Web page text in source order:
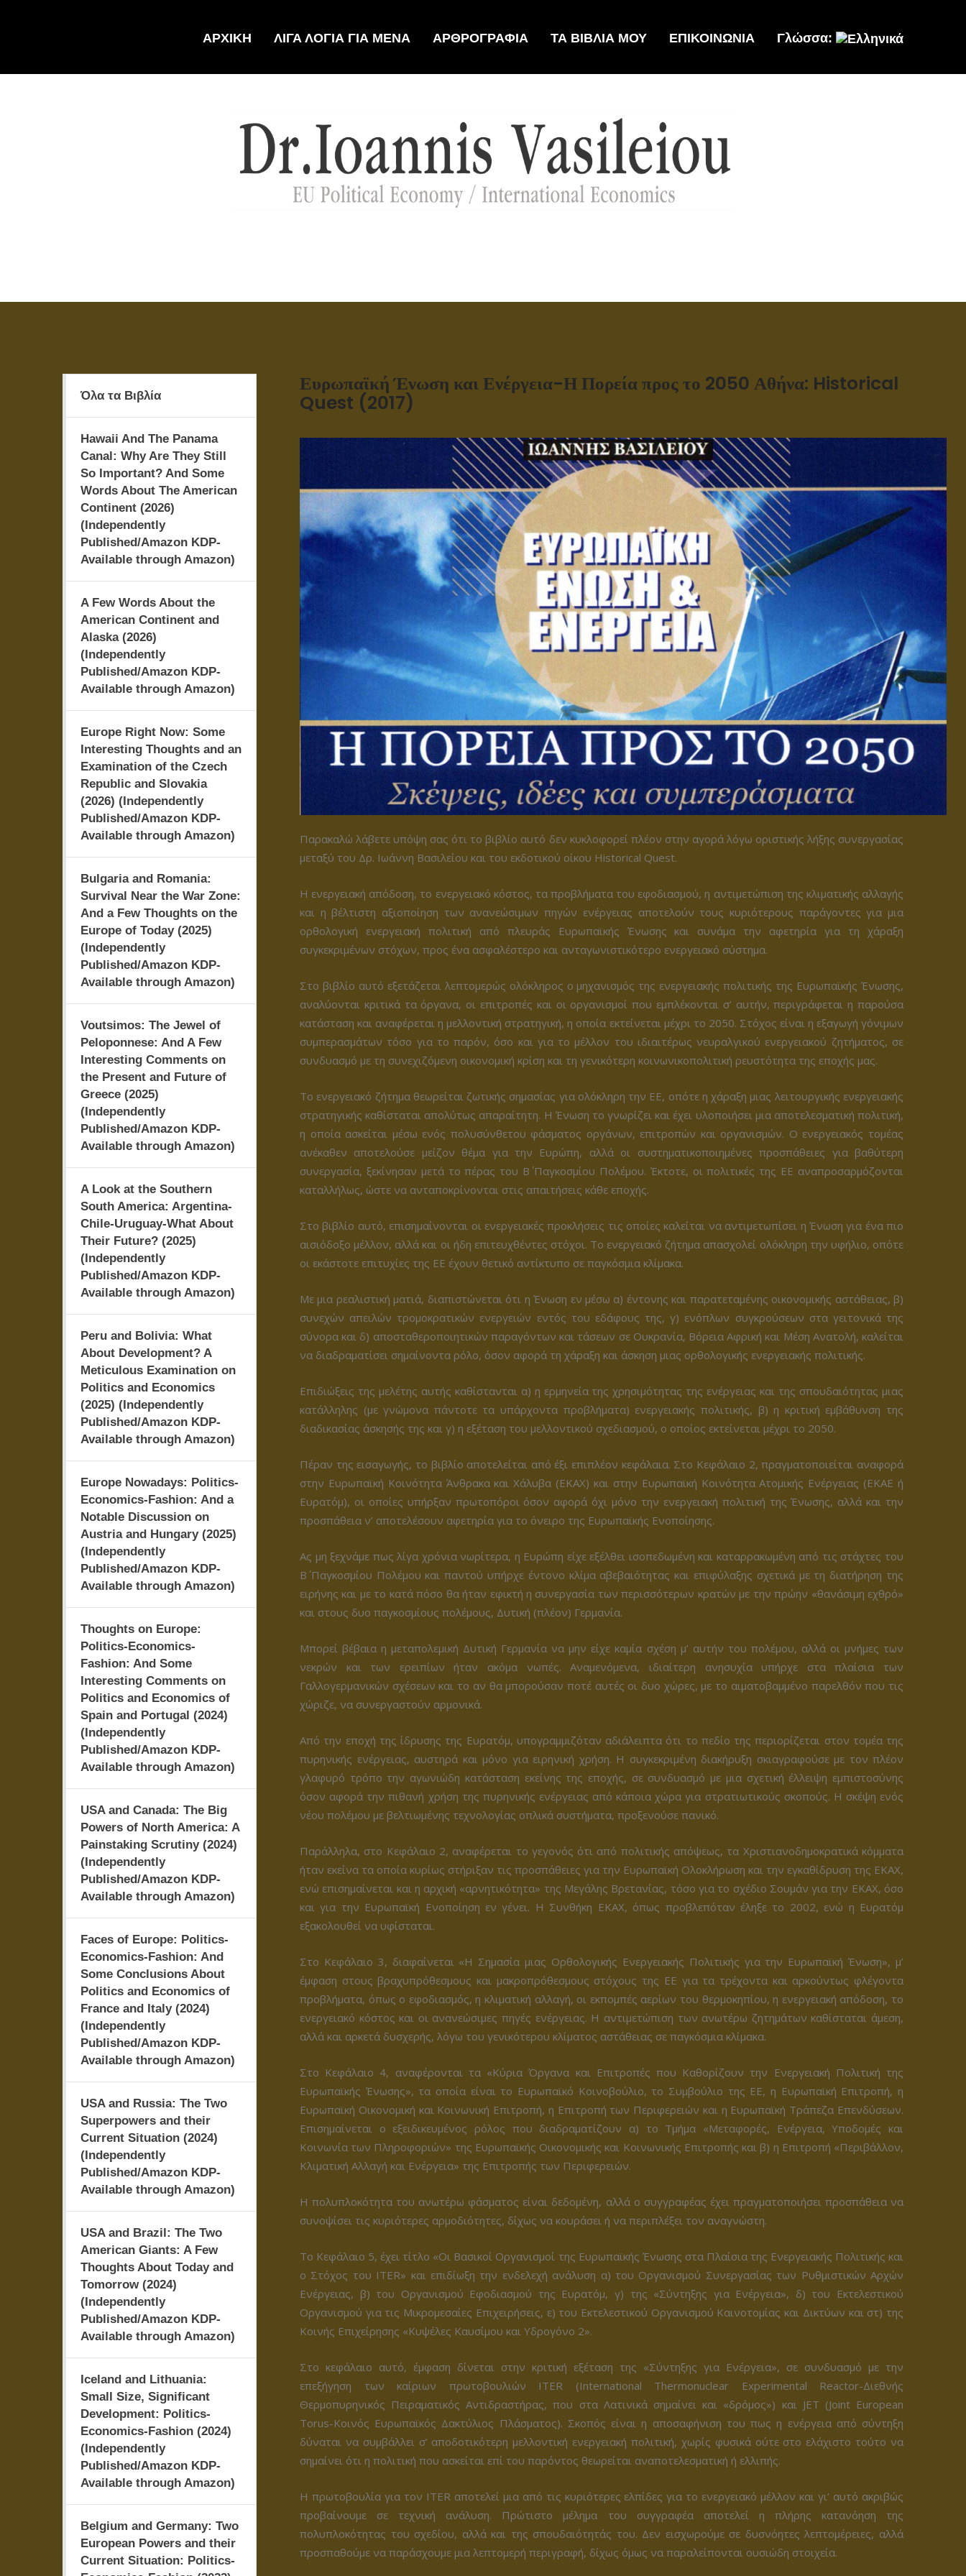
ΑΡΧΙΚΗ ΛΙΓΑ ΛΟΓΙΑ ΓΙΑ ΜΕΝΑ ΑΡΘΡΟΓΡΑΦΙΑ ΤΑ ΒΙΒΛΙΑ ΜΟΥ ΕΠΙΚΟΙΝΩΝΙΑ Γλώσσα:
Όλα τα Βιβλία
Hawaii And The Panama
Canal: Why Are They Still
So Important? And Some
Words About The American
Continent (2026)
(Independently
Published/Amazon KDP-
Available through Amazon)
A Few Words About the
American Continent and
Alaska (2026)
(Independently
Published/Amazon KDP-
Available through Amazon)
Europe Right Now: Some
Interesting Thoughts and an
Examination of the Czech
Republic and Slovakia
(2026) (Independently
Published/Amazon KDP-
Available through Amazon)
Bulgaria and Romania:
Survival Near the War Zone:
And a Few Thoughts on the
Europe of Today (2025)
(Independently
Published/Amazon KDP-
Available through Amazon)
Voutsimos: The Jewel of
Peloponnese: And A Few
Interesting Comments on
the Present and Future of
Greece (2025)
(Independently
Published/Amazon KDP-
Available through Amazon)
A Look at the Southern
South America: Argentina-
Chile-Uruguay-What About
Their Future? (2025)
(Independently
Published/Amazon KDP-
Available through Amazon)
Peru and Bolivia: What
About Development? A
Meticulous Examination on
Politics and Economics
(2025) (Independently
Published/Amazon KDP-
Available through Amazon)
Europe Nowadays: Politics-
Economics-Fashion: And a
Notable Discussion on
Austria and Hungary (2025)
(Independently
Published/Amazon KDP-
Available through Amazon)
Thoughts on Europe:
Politics-Economics-
Fashion: And Some
Interesting Comments on
Politics and Economics of
Spain and Portugal (2024)
(Independently
Published/Amazon KDP-
Available through Amazon)
USA and Canada: The Big
Powers of North America: A
Painstaking Scrutiny (2024)
(Independently
Published/Amazon KDP-
Available through Amazon)
Faces of Europe: Politics-
Economics-Fashion: And
Some Conclusions About
Politics and Economics of
France and Italy (2024)
(Independently
Published/Amazon KDP-
Available through Amazon)
USA and Russia: The Two
Superpowers and their
Current Situation (2024)
(Independently
Published/Amazon KDP-
Available through Amazon)
USA and Brazil: The Two
American Giants: A Few
Thoughts About Today and
Tomorrow (2024)
(Independently
Published/Amazon KDP-
Available through Amazon)
Iceland and Lithuania:
Small Size, Significant
Development: Politics-
Economics-Fashion (2024)
(Independently
Published/Amazon KDP-
Available through Amazon)
Belgium and Germany: Two
European Powers and their
Current Situation: Politics-
Ευρωπαϊκή Ένωση και Ενέργεια-Η Πορεία προς το 2050 Αθήνα: Historical
Quest (2017)
Παρακαλώ λάβετε υπόψη σας ότι το βιβλίο αυτό δεν κυκλοφορεί πλέον στην αγορά λόγω οριστικής λήξης συνεργασίας
μεταξύ του Δρ. Ιωάννη Βασιλείου και του εκδοτικού οίκου Historical Quest.
Η ενεργειακή απόδοση, το ενεργειακό κόστος, τα προβλήματα του εφοδιασμού, η αντιμετώπιση της κλιματικής αλλαγής
και η βέλτιστη αξιοποίηση των ανανεώσιμων πηγών ενέργειας αποτελούν τους κυριότερους παράγοντες για μια
ορθολογική ενεργειακή πολιτική από πλευράς Ευρωπαϊκής Ένωσης και συνάμα την αφετηρία για τη χάραξη
συγκεκριμένων στόχων, προς ένα ασφαλέστερο και ανταγωνιστικότερο ενεργειακό σύστημα.
Στο βιβλίο αυτό εξετάζεται λεπτομερώς ολόκληρος ο μηχανισμός της ενεργειακής πολιτικής της Ευρωπαϊκής Ένωσης,
αναλύονται κριτικά τα όργανα, οι επιτροπές και οι οργανισμοί που εμπλέκονται σ’ αυτήν, περιγράφεται η παρούσα
κατάσταση και αναφέρεται η μελλοντική στρατηγική, η οποία εκτείνεται μέχρι το 2050. Στόχος είναι η εξαγωγή γόνιμων
συμπερασμάτων τόσο για το παρόν, όσο και για το μέλλον του ιδιαιτέρως νευραλγικού ενεργειακού ζητήματος, σε
συνδυασμό με τη συνεχιζόμενη οικονομική κρίση και τη γενικότερη κοινωνικοπολιτική ρευστότητα της εποχής μας.
Το ενεργειακό ζήτημα θεωρείται ζωτικής σημασίας για ολόκληρη την ΕΕ, οπότε η χάραξη μιας λειτουργικής ενεργειακής
στρατηγικής καθίσταται απολύτως απαραίτητη. Η Ένωση το γνωρίζει και έχει υλοποιήσει μια αποτελεσματική πολιτική,
η οποία ασκείται μέσω ενός πολυσύνθετου φάσματος οργάνων, επιτροπών και οργανισμών. Ο ενεργειακός τομέας
ανέκαθεν αποτελούσε μείζον θέμα για την Ευρώπη, αλλά οι συστηματικοποιημένες προσπάθειες για βαθύτερη
συνεργασία, ξεκίνησαν μετά το πέρας του Β΄ Παγκοσμίου Πολέμου. Έκτοτε, οι πολιτικές της ΕΕ αναπροσαρμόζονται
καταλλήλως, ώστε να ανταποκρίνονται στις απαιτήσεις κάθε εποχής.
Στο βιβλίο αυτό, επισημαίνονται οι ενεργειακές προκλήσεις τις οποίες καλείται να αντιμετωπίσει η Ένωση για ένα πιο
αισιόδοξο μέλλον, αλλά και οι ήδη επιτευχθέντες στόχοι. Το ενεργειακό ζήτημα απασχολεί ολόκληρη την υφήλιο, οπότε
οι εκάστοτε επιτυχίες της ΕΕ έχουν θετικό αντίκτυπο σε παγκόσμια κλίμακα.
Με μια ρεαλιστική ματιά, διαπιστώνεται ότι η Ένωση εν μέσω α) έντονης και παρατεταμένης οικονομικής αστάθειας, β)
συνεχών απειλών τρομοκρατικών ενεργειών εντός του εδάφους της, γ) ενόπλων συγκρούσεων στα γειτονικά της
σύνορα και δ) αποσταθεροποιητικών παραγόντων και τάσεων σε Ουκρανία, Βόρεια Αφρική και Μέση Ανατολή, καλείται
να διαδραματίσει σημαίνοντα ρόλο, όσον αφορά τη χάραξη και άσκηση μιας ορθολογικής ενεργειακής πολιτικής.
Επιδιώξεις της μελέτης αυτής καθίστανται α) η ερμηνεία της χρησιμότητας της ενέργειας και της σπουδαιότητας μιας
κατάλληλης (με γνώμονα πάντοτε τα υπάρχοντα προβλήματα) ενεργειακής πολιτικής, β) η κριτική εμβάθυνση της
διαδικασίας άσκησής της και γ) η εξέταση του μελλοντικού σχεδιασμού, ο οποίος εκτείνεται μέχρι το 2050.
Πέραν της εισαγωγής, το βιβλίο αποτελείται από έξι επιπλέον κεφάλαια. Στο Κεφάλαιο 2, πραγματοποιείται αναφορά
στην Ευρωπαϊκή Κοινότητα Άνθρακα και Χάλυβα (ΕΚΑΧ) και στην Ευρωπαϊκή Κοινότητα Ατομικής Ενέργειας (ΕΚΑΕ ή
Ευρατόμ), οι οποίες υπήρξαν πρωτοπόροι όσον αφορά όχι μόνο την ενεργειακή πολιτική της Ένωσης, αλλά και την
προσπάθεια ν’ αποτελέσουν αφετηρία για το όνειρο της Ευρωπαϊκής Ενοποίησης.
Ας μη ξεχνάμε πως λίγα χρόνια νωρίτερα, η Ευρώπη είχε εξέλθει ισοπεδωμένη και καταρρακωμένη από τις στάχτες του
Β΄ Παγκοσμίου Πολέμου και παντού υπήρχε έντονο κλίμα αβεβαιότητας και επιφύλαξης σχετικά με τη διατήρηση της
ειρήνης και με το κατά πόσο θα ήταν εφικτή η συνεργασία των περισσότερων κρατών με την πρώην «θανάσιμη εχθρό»
και στους δυο παγκοσμίους πολέμους, Δυτική (πλέον) Γερμανία.
Μπορεί βέβαια η μεταπολεμική Δυτική Γερμανία να μην είχε καμία σχέση μ’ αυτήν του πολέμου, αλλά οι μνήμες των
νεκρών και των ερειπίων ήταν ακόμα νωπές. Αναμενόμενα, ιδιαίτερη ανησυχία υπήρχε στα πλαίσια των
Γαλλογερμανικών σχέσεων και το αν θα μπορούσαν ποτέ αυτές οι δυο χώρες, με το αιματοβαμμένο παρελθόν που τις
χώριζε, να συνεργαστούν αρμονικά.
Από την εποχή της ίδρυσης της Ευρατόμ, υπογραμμιζόταν αδιάλειπτα ότι το πεδίο της περιορίζεται στον τομέα της
πυρηνικής ενέργειας, αυστηρά και μόνο για ειρηνική χρήση. Η συγκεκριμένη διακήρυξη σκιαγραφούσε με τον πλέον
γλαφυρό τρόπο την αγωνιώδη κατάσταση εκείνης της εποχής, σε συνδυασμό με μια σχετική έλλειψη εμπιστοσύνης
όσον αφορά την πιθανή χρήση της πυρηνικής ενέργειας από κάποια χώρα για στρατιωτικούς σκοπούς. Η σκέψη ενός
νέου πολέμου με βελτιωμένης τεχνολογίας οπλικά συστήματα, προξενούσε πανικό.
Παράλληλα, στο Κεφάλαιο 2, αναφέρεται το γεγονός ότι από πολιτικής απόψεως, τα Χριστιανοδημοκρατικά κόμματα
ήταν εκείνα τα οποία κυρίως στήριξαν τις προσπάθειες για την Ευρωπαϊκή Ολοκλήρωση και την εγκαθίδρυση της ΕΚΑΧ,
ενώ επισημαίνεται και η αρχική «αρνητικότητα» της Μεγάλης Βρετανίας, τόσο για το σχέδιο Σουμάν για την ΕΚΑΧ, όσο
και για την Ευρωπαϊκή Ενοποίηση εν γένει. Η Συνθήκη ΕΚΑΧ, όπως προβλεπόταν έληξε το 2002, ενώ η Ευρατόμ
εξακολουθεί να υφίσταται.
Στο Κεφάλαιο 3, διαφαίνεται «Η Σημασία μιας Ορθολογικής Ενεργειακής Πολιτικής για την Ευρωπαϊκή Ένωση», μ’
έμφαση στους βραχυπρόθεσμους και μακροπρόθεσμους στόχους της ΕΕ για τα τρέχοντα και αρκούντως φλέγοντα
προβλήματα, όπως ο εφοδιασμός, η κλιματική αλλαγή, οι εκπομπές αερίων του θερμοκηπίου, η ενεργειακή απόδοση, το
ενεργειακό κόστος και οι ανανεώσιμες πηγές ενέργειας. Η αντιμετώπιση των ανωτέρω ζητημάτων καθίσταται άμεση,
αλλά και αρκετά δυσχερής, λόγω του γενικότερου κλίματος αστάθειας σε παγκόσμια κλίμακα.
Στο Κεφάλαιο 4, αναφέρονται τα «Κύρια Όργανα και Επιτροπές που Καθορίζουν την Ενεργειακή Πολιτική της
Ευρωπαϊκής Ένωσης», τα οποία είναι το Ευρωπαϊκό Κοινοβούλιο, το Συμβούλιο της ΕΕ, η Ευρωπαϊκή Επιτροπή, η
Ευρωπαϊκή Οικονομική και Κοινωνική Επιτροπή, η Επιτροπή των Περιφερειών και η Ευρωπαϊκή Τράπεζα Επενδύσεων.
Επισημαίνεται ο εξειδικευμένος ρόλος που διαδραματίζουν α) το Τμήμα «Μεταφορές, Ενέργεια, Υποδομές και
Κοινωνία των Πληροφοριών» της Ευρωπαϊκής Οικονομικής και Κοινωνικής Επιτροπής και β) η Επιτροπή «Περιβάλλον,
Κλιματική Αλλαγή και Ενέργεια» της Επιτροπής των Περιφερειών.
Η πολυπλοκότητα του ανωτέρω φάσματος είναι δεδομένη, αλλά ο συγγραφέας έχει πραγματοποιήσει προσπάθεια να
συνοψίσει τις κυριότερες αρμοδιότητες, δίχως να κουράσει ή να περιπλέξει τον αναγνώστη.
Το Κεφάλαιο 5, έχει τίτλο «Οι Βασικοί Οργανισμοί της Ευρωπαϊκής Ένωσης στα Πλαίσια της Ενεργειακής Πολιτικής και
ο Στόχος του ITER» και επιδίωξη την ενδελεχή ανάλυση α) του Οργανισμού Συνεργασίας των Ρυθμιστικών Αρχών
Ενέργειας, β) του Οργανισμού Εφοδιασμού της Ευρατόμ, γ) της «Σύντηξης για Ενέργεια», δ) του Εκτελεστικού
Οργανισμού για τις Μικρομεσαίες Επιχειρήσεις, ε) του Εκτελεστικού Οργανισμού Καινοτομίας και Δικτύων και στ) της
Κοινής Επιχείρησης «Κυψέλες Καυσίμου και Υδρογόνο 2».
Στο κεφάλαιο αυτό, έμφαση δίνεται στην κριτική εξέταση της «Σύντηξης για Ενέργεια», σε συνδυασμό με την
επεξήγηση των καίριων πρωτοβουλιών ITER (International Thermonuclear Experimental Reactor-Διεθνής
Θερμοπυρηνικός Πειραματικός Αντιδραστήρας, που στα Λατινικά σημαίνει και «δρόμος») και JET (Joint European
Torus-Κοινός Ευρωπαϊκός Δακτύλιος Πλάσματος). Σκοπός είναι η αποσαφήνιση του πως η ενέργεια από σύντηξη
δύναται να συμβάλλει σ’ αποδοτικότερη μελλοντική ενεργειακή πολιτική, χωρίς φυσικά ούτε στο ελάχιστο τούτο να
σημαίνει ότι η πολιτική που ασκείται επί του παρόντος θεωρείται αναποτελεσματική ή ελλιπής.
Η πρωτοβουλία για τον ITER αποτελεί μια από τις κυριότερες ελπίδες για το ενεργειακό μέλλον και γι’ αυτό ακριβώς
προβαίνουμε σε τεχνική ανάλυση. Πρώτιστο μέλημα του συγγραφέα αποτελεί η πλήρης κατανόηση της
πολυπλοκότητας του σχεδίου, αλλά και της σπουδαιότητάς του. Δεν εισχωρούμε σε δυσνόητες λεπτομέρειες, αλλά
προσπαθούμε να παράσχουμε μια λεπτομερή περιγραφή, δίχως όμως να παραλείπονται ουσιώδη στοιχεία.